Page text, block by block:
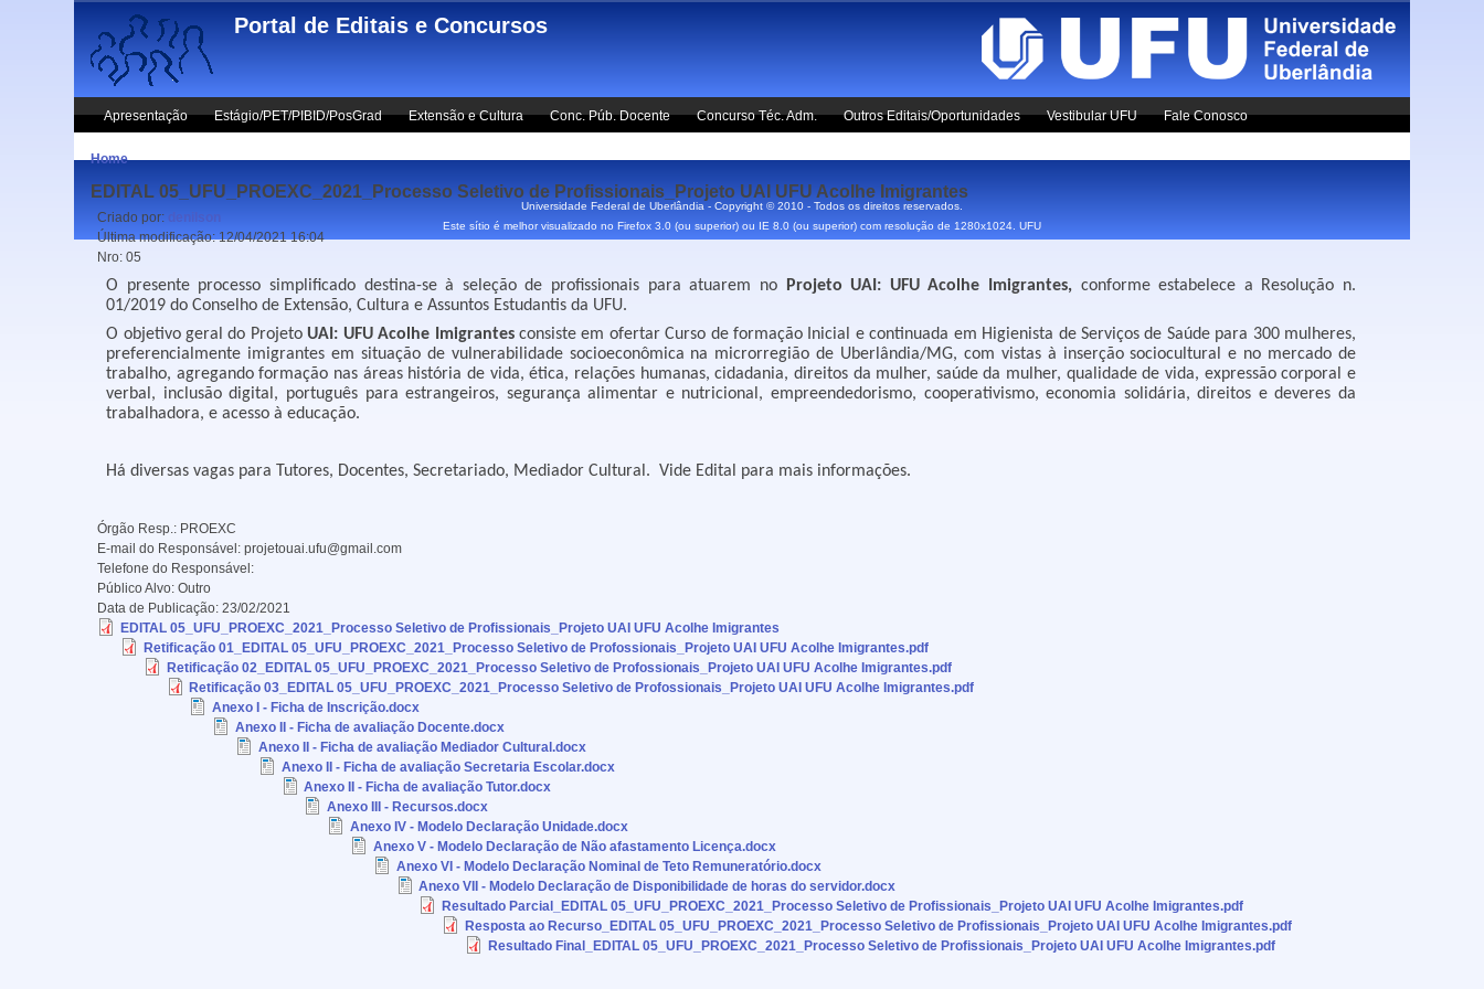
Skip to main content
Portal de Editais e Concursos
Apresentação Estágio/PET/PIBID/PosGrad Extensão e Cultura Conc. Púb. Docente Concurso Téc. Adm. Outros Editais/Oportunidades Vestibular UFU Fale Conosco
Home
EDITAL 05_UFU_PROEXC_2021_Processo Seletivo de Profissionais_Projeto UAI UFU Acolhe Imigrantes
Criado por: denilson
Última modificação:12/04/2021 16:04
Nro:05
O presente processo simpliﬁcado destina-se à seleção de proﬁssionais para atuarem no Projeto UAI: UFU Acolhe Imigrantes, conforme estabelece a Resolução n.
01/2019 do Conselho de Extensão, Cultura e Assuntos Estudantis da UFU.
O objetivo geral do ProjetoUAI: UFU Acolhe Imigrantesconsiste em ofertar Curso de formação Inicial e continuada em Higienista de Serviços de Saúde para 300 mulheres,
preferencialmente imigrantes em situação de vulnerabilidade socioeconômica na microrregião de Uberlândia/MG, com vistas à inserção sociocultural e no mercado de
trabalho, agregando formação nas áreas história de vida, ética, relações humanas, cidadania, direitos da mulher, saúde da mulher, qualidade de vida, expressão corporal e
verbal, inclusão digital, português para estrangeiros, segurança alimentar e nutricional, empreendedorismo, cooperativismo, economia solidária, direitos e deveres da
trabalhadora, e acesso à educação.
Há diversas vagas para Tutores, Docentes, Secretariado, Mediador Cultural. Vide Edital para mais informações.
Órgão Resp.: PROEXC
E-mail do Responsável:projetouai.ufu@gmail.com
Telefone do Responsável:
Público Alvo:Outro
Data de Publicação:23/02/2021
EDITAL 05_UFU_PROEXC_2021_Processo Seletivo de Profissionais_Projeto UAI UFU Acolhe Imigrantes
Retificação 01_EDITAL 05_UFU_PROEXC_2021_Processo Seletivo de Profossionais_Projeto UAI UFU Acolhe Imigrantes.pdf
Retificação 02_EDITAL 05_UFU_PROEXC_2021_Processo Seletivo de Profossionais_Projeto UAI UFU Acolhe Imigrantes.pdf
Retificação 03_EDITAL 05_UFU_PROEXC_2021_Processo Seletivo de Profossionais_Projeto UAI UFU Acolhe Imigrantes.pdf
Anexo I - Ficha de Inscrição.docx
Anexo II - Ficha de avaliação Docente.docx
Anexo II - Ficha de avaliação Mediador Cultural.docx
Anexo II - Ficha de avaliação Secretaria Escolar.docx
Anexo II - Ficha de avaliação Tutor.docx
Anexo III - Recursos.docx
Anexo IV - Modelo Declaração Unidade.docx
Anexo V - Modelo Declaração de Não afastamento Licença.docx
Anexo VI - Modelo Declaração Nominal de Teto Remuneratório.docx
Anexo VII - Modelo Declaração de Disponibilidade de horas do servidor.docx
Resultado Parcial_EDITAL 05_UFU_PROEXC_2021_Processo Seletivo de Profissionais_Projeto UAI UFU Acolhe Imigrantes.pdf
Resposta ao Recurso_EDITAL 05_UFU_PROEXC_2021_Processo Seletivo de Profissionais_Projeto UAI UFU Acolhe Imigrantes.pdf
Resultado Final_EDITAL 05_UFU_PROEXC_2021_Processo Seletivo de Profissionais_Projeto UAI UFU Acolhe Imigrantes.pdf
Universidade Federal de Uberlândia - Copyright © 2010 - Todos os direitos reservados.
Este sítio é melhor visualizado no Firefox 3.0 (ou superior) ou IE 8.0 (ou superior) com resolução de 1280x1024. UFU